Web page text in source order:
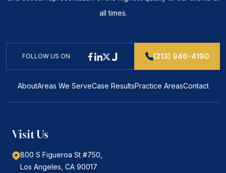
all times.
FOLLOW US ON (213) 946-4190
AboutAreas We ServeCase ResultsPractice AreasContact
Visit Us
800 S Figueroa St #750,
Los Angeles, CA 90017